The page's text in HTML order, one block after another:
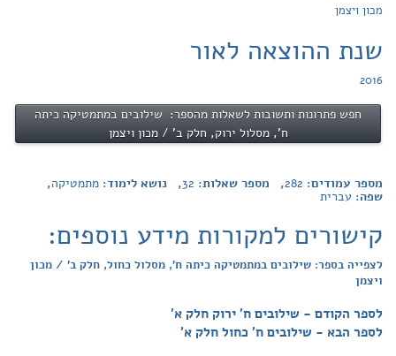
מכון ויצמן
שנת ההוצאה לאור
2016
חפש פתרונות ותשובות לשאלות מהספר: שילובים במתמטיקה כיתה
ח', מסלול ירוק, חלק ב' / מכון ויצמן
מספר עמודים: 282, מספר שאלות: 32, נושא לימוד: מתמטיקה,
שפה: עברית
קישורים למקורות מידע נוספים:
לצפייה בספר: שילובים במתמטיקה כיתה ח', מסלול כחול, חלק ב' / מכון
ויצמן
לספר הקודם - שילובים ח' ירוק חלק א'
לספר הבא - שילובים ח' כחול חלק א'